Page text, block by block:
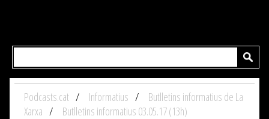
Podcasts.cat Informatius
Butlletins informatius de La
Xarxa
Butlletins informatius 03.05.17 (13h)